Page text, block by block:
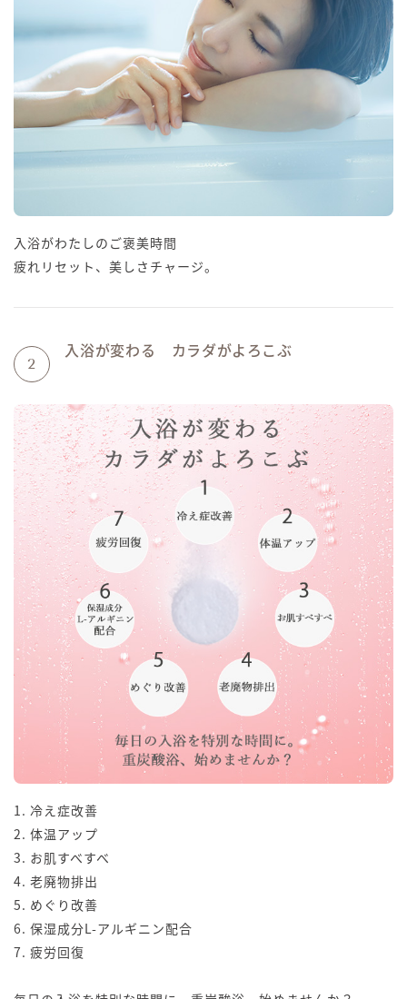
入浴がわたしのご褒美時間
疲れリセット、美しさチャージ。
2
入浴が変わる カラダがよろこぶ
1. 冷え症改善
2. 体温アップ
3. お肌すべすべ
4. 老廃物排出
5. めぐり改善
6. 保湿成分L-アルギニン配合
7. 疲労回復